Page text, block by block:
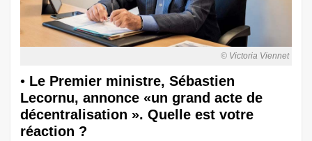
© Victoria Viennet
• Le Premier ministre, Sébastien
Lecornu, annonce «un grand acte de
décentralisation ». Quelle est votre
réaction ?